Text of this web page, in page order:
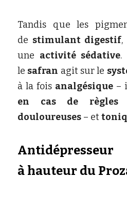
Tandis que les
de stimulant digestif,
une activité sédative.
le safran agit sur le
à la fois analgésique –
en cas de règles
douloureuses – et
Antidépresseur
à hauteur du